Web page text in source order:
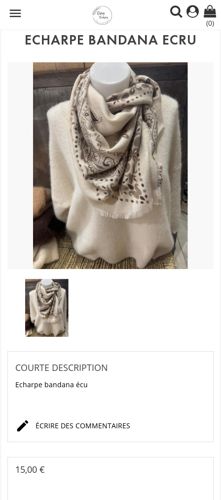

(0)
ECHARPE BANDANA ECRU
COURTE DESCRIPTION
Echarpe bandana écu
 ÉCRIRE DES COMMENTAIRES
15,00 €